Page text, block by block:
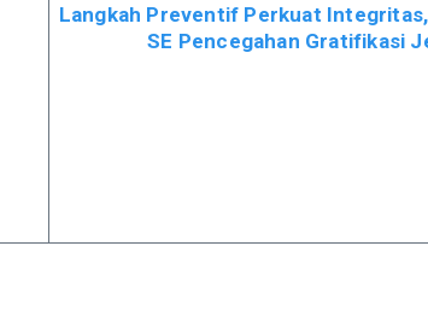
Langkah Preventif Perkuat
SE Pencegahan Gratifikasi